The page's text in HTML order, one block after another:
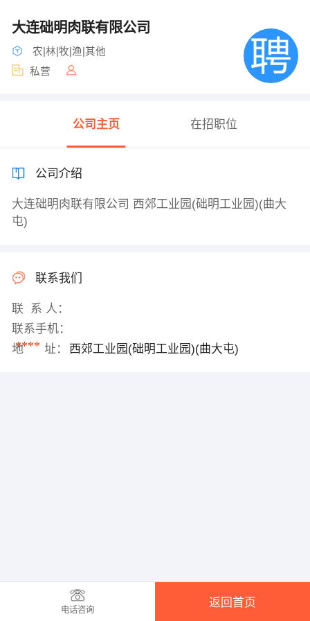
大连础明肉联有限公司
农|林|牧|渔|其他
私营
公司主页 在招职位
公司介绍
大连础明肉联有限公司 西郊工业园(础明工业园)(曲大
屯)
联系我们
联 系 人：
联系手机：
****
地 址： 西郊工业园(础明工业园)(曲大屯)
电话咨询
返回首页